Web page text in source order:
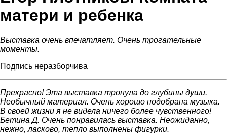
матери и ребенка
Выставка очень впечатляет. Очень трогательные
моменты.
Подпись неразборчива
Прекрасно! Эта выставка тронула до глубины души.
Необычный материал. Очень хорошо подобрана музыка.
В своей жизни я не видела ничего более чувственного!
Бетина Д. Очень понравилась выставка. Неожиданно,
нежно, ласково, тепло выполнены фигурки.